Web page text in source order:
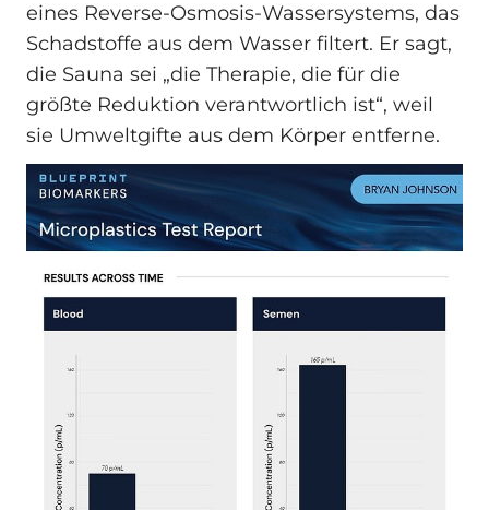
eines Reverse-Osmosis-Wassersystems, das
Schadstoffe aus dem Wasser filtert. Er sagt,
die Sauna sei „die Therapie, die für die
größte Reduktion verantwortlich ist“, weil
sie Umweltgifte aus dem Körper entferne.